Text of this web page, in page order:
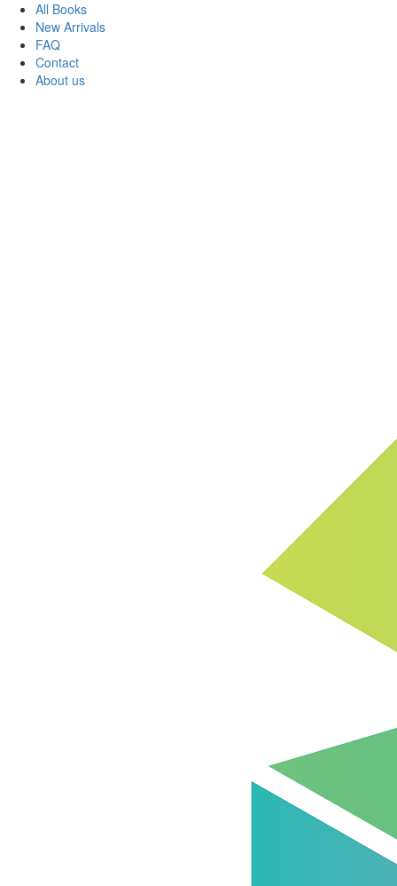
All Books
New Arrivals
FAQ
Contact
About us